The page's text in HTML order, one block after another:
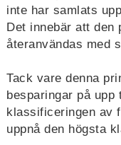
inte har samlats
Det innebär att den
återanvändas med
Tack vare denna
besparingar på upp
klassificeringen av
uppnå den högsta